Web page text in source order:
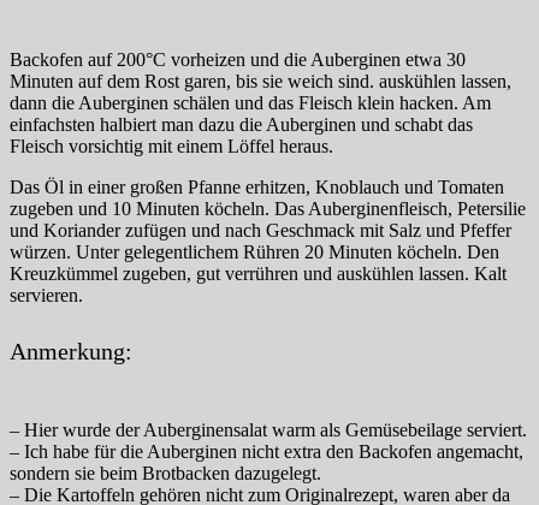
Backofen auf 200°C vorheizen und die Auberginen etwa 30
Minuten auf dem Rost garen, bis sie weich sind. auskühlen lassen,
dann die Auberginen schälen und das Fleisch klein hacken. Am
einfachsten halbiert man dazu die Auberginen und schabt das
Fleisch vorsichtig mit einem Löffel heraus.
Das Öl in einer großen Pfanne erhitzen, Knoblauch und Tomaten
zugeben und 10 Minuten köcheln. Das Auberginenfleisch, Petersilie
und Koriander zufügen und nach Geschmack mit Salz und Pfeffer
würzen. Unter gelegentlichem Rühren 20 Minuten köcheln. Den
Kreuzkümmel zugeben, gut verrühren und auskühlen lassen. Kalt
servieren.
Anmerkung:
– Hier wurde der Auberginensalat warm als Gemüsebeilage serviert.
– Ich habe für die Auberginen nicht extra den Backofen angemacht,
sondern sie beim Brotbacken dazugelegt.
– Die Kartoffeln gehören nicht zum Originalrezept, waren aber da